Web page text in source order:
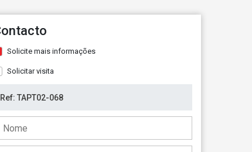
Solicite mais informações
Solicitar visita